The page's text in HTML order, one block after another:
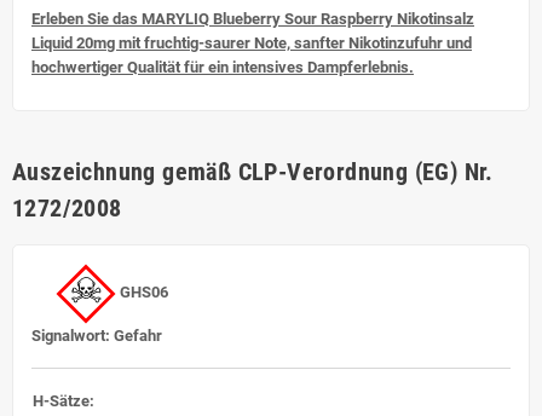
Erleben Sie das MARYLIQ Blueberry Sour Raspberry Nikotinsalz
Liquid 20mg mit fruchtig-saurer Note, sanfter Nikotinzufuhr und
hochwertiger Qualität für ein intensives Dampferlebnis.
Auszeichnung gemäß CLP-Verordnung (EG) Nr.
1272/2008
GHS06
Signalwort: Gefahr
H-Sätze: